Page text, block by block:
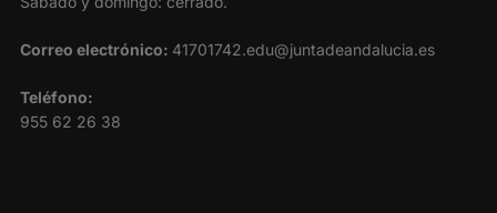
Correo electrónico: 41701742.edu@juntadeandalucia.es
Teléfono:
955 62 26 38